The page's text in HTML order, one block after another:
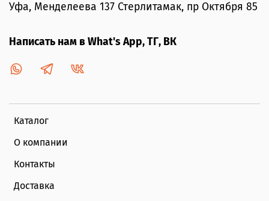
Каталог
О компании
Контакты
Доставка
Уфа, Менделеева 137 Стерлитамак, пр Октября 85
Написать нам в What's App, ТГ, ВК